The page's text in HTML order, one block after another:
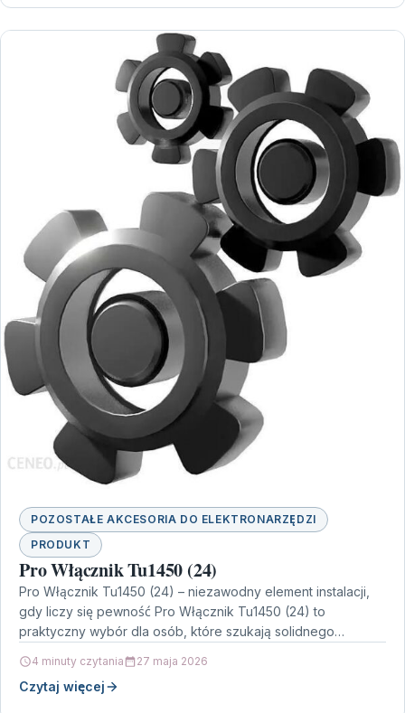
POZOSTAŁE AKCESORIA DO ELEKTRONARZĘDZI
PRODUKT
Pro Włącznik Tu1450 (24)
Pro Włącznik Tu1450 (24) – niezawodny element instalacji,
gdy liczy się pewność Pro Włącznik Tu1450 (24) to
praktyczny wybór dla osób, które szukają solidnego…
4 minuty czytania 27 maja 2026
Czytaj więcej